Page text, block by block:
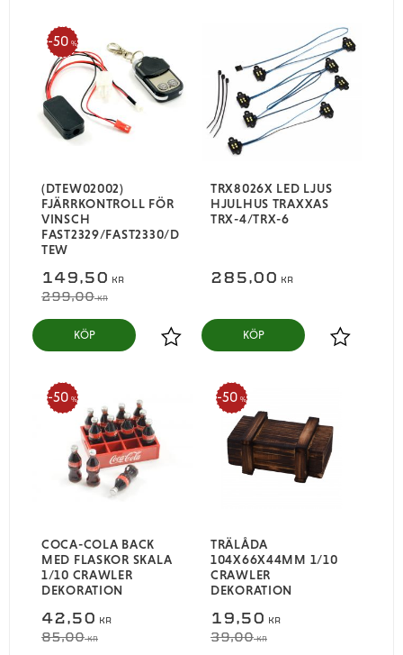
(DTEW02002)
FJÄRRKONTROLL FÖR
VINSCH
FAST2329/FAST2330/D
TEW
149,50 KR
299,00KR
50 %
Lägg till i favoriter
KÖP
TRX8026X LED LJUS
HJULHUS TRAXXAS
TRX-4/TRX-6
285,00 KR
Lägg till i
KÖP
COCA-COLA BACK
MED FLASKOR SKALA
1/10 CRAWLER
DEKORATION
42,50 KR
85,00KR
50 %
TRÄLÅDA
104X66X44MM 1/10
CRAWLER
DEKORATION
19,50 KR
39,00KR
50 %